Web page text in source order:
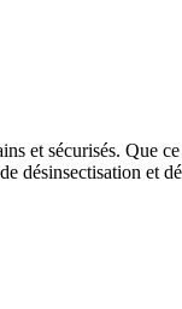
et sécurisés. Que
désinsectisation et